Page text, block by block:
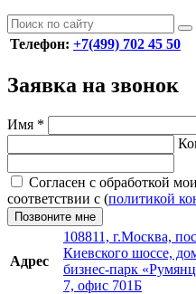
Телефон: +7(499) 702 45 50
Заявка на звонок
Имя *
Согласен с обработкой
соответствии с (политикой
Позвоните мне
Адрес
108811, г.Москва,
Киевского шоссе,
бизнес-парк
7, офис 701Б